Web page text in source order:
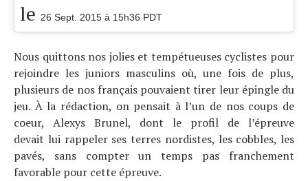
le 26 Sept. 2015 à 15h36 PDT
Nous quittons nos jolies et tempétueuses cyclistes pour
rejoindre les juniors masculins où, une fois de plus,
plusieurs de nos français pouvaient tirer leur épingle du
jeu. À la rédaction, on pensait à l’un de nos coups de
coeur, Alexys Brunel, dont le profil de l’épreuve
devait lui rappeler ses terres nordistes, les cobbles, les
pavés, sans compter un temps pas franchement
favorable pour cette épreuve.